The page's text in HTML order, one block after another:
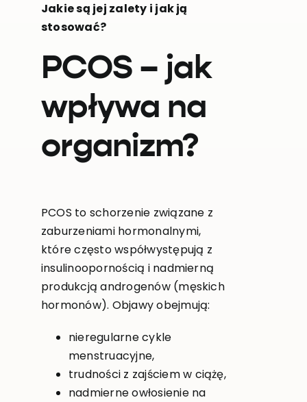
Jakie są jej zalety i jak ją
stosować?
PCOS – jak
wpływa na
organizm?
PCOS to schorzenie związane z
zaburzeniami hormonalnymi,
które często współwystępują z
insulinoopornością i nadmierną
produkcją androgenów (męskich
hormonów). Objawy obejmują:
nieregularne cykle
menstruacyjne,
trudności z zajściem w ciążę,
nadmierne owłosienie na